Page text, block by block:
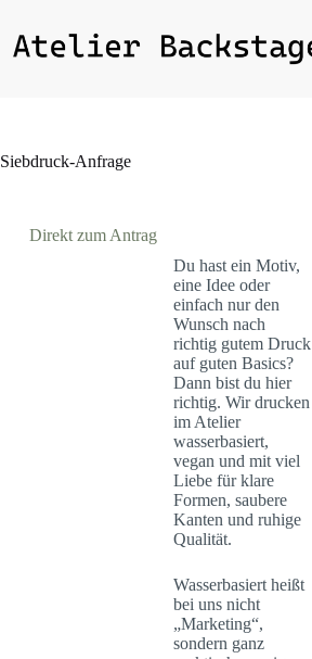
Siebdruck-Anfrage
Direkt zum Antrag
Du hast ein Motiv,
eine Idee oder
einfach nur den
Wunsch nach
richtig gutem Druck
auf guten Basics?
Dann bist du hier
richtig. Wir drucken
im Atelier
wasserbasiert,
vegan und mit viel
Liebe für klare
Formen, saubere
Kanten und ruhige
Qualität.
Wasserbasiert heißt
bei uns nicht
„Marketing“,
sondern ganz